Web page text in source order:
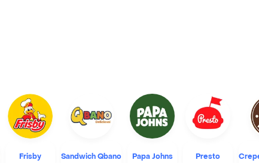
Frisby Sandwich Qbano Papa Johns Presto